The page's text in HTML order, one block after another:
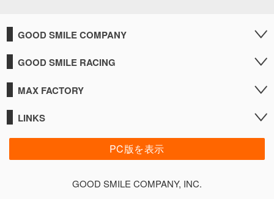
GOOD SMILE COMPANY
GOOD SMILE RACING
MAX FACTORY
LINKS
PC版を表示
GOOD SMILE COMPANY, INC.